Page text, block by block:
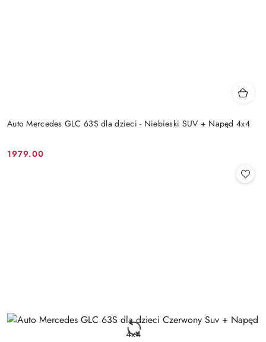
Auto Mercedes GLC 63S dla dzieci - Niebieski SUV + Napęd 4x4
Cena:
1979.00